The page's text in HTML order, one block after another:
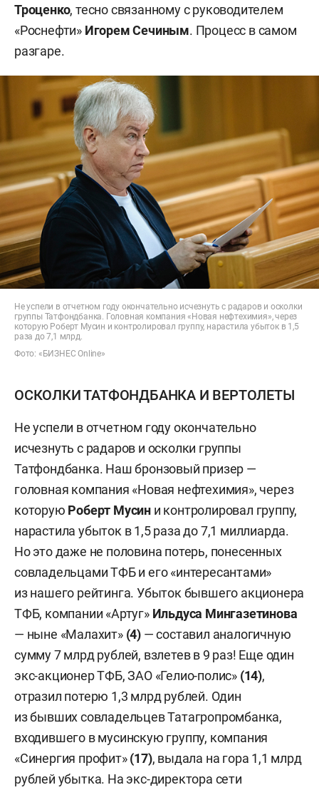
Троценко, тесно связанному с руководителем
«Роснефти» Игорем Сечиным. Процесс в самом
разгаре.
Не успели в отчетном году окончательно исчезнуть с радаров и осколки
группы Татфондбанка. Головная компания «Новая нефтехимия», через
которую Роберт Мусин и контролировал группу, нарастила убыток в 1,5
раза до 7,1 млрд.
Фото: «БИЗНЕС Online»
ОСКОЛКИ ТАТФОНДБАНКА И ВЕРТОЛЕТЫ
Не успели в отчетном году окончательно
исчезнуть с радаров и осколки группы
Татфондбанка. Наш бронзовый призер —
головная компания «Новая нефтехимия», через
которую Роберт Мусин и контролировал группу,
нарастила убыток в 1,5 раза до 7,1 миллиарда.
Но это даже не половина потерь, понесенных
совладельцами ТФБ и его «интересантами»
из нашего рейтинга. Убыток бывшего акционера
ТФБ, компании «Артуг» Ильдуса Мингазетинова
— ныне «Малахит» (4) — составил аналогичную
сумму 7 млрд рублей, взлетев в 9 раз! Еще один
экс-акционер ТФБ, ЗАО «Гелио-полис» (14),
отразил потерю 1,3 млрд рублей. Один
из бывших совладельцев Татагропромбанка,
входившего в мусинскую группу, компания
«Синергия профит»(17), выдала на гора 1,1 млрд
рублей убытка. На экс-директора сети